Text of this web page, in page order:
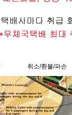
취소/환불/파손